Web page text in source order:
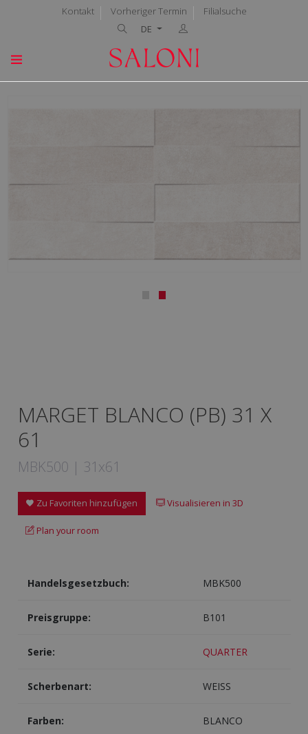
Kontakt Vorheriger Termin
Filialsuche
DE
MARGET BLANCO (PB) 31 X
61
MBK500 | 31x61
Zu Favoriten hinzufügen Visualisieren in 3D
Plan your room
Handelsgesetzbuch: MBK500
Preisgruppe: B101
Serie: QUARTER
Scherbenart: WEISS
Farben: BLANCO